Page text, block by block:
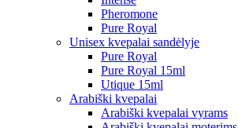
Pheromone
Pure Royal
Unisex kvepalai sandėlyje
Pure Royal
Pure Royal 15ml
Utique 15ml
Arabiški kvepalai
Arabiški kvepalai vyrams